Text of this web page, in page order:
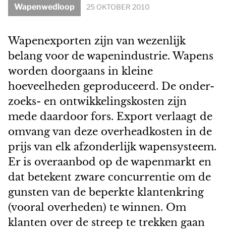
Wapenwedloop 25 OKTOBER 2010
Wapenexporten zijn van wezenlijk
belang voor de wapenindustrie. Wapens
worden doorgaans in kleine
hoeveelheden geproduceerd. De onder-
zoeks- en ontwikkelingskosten zijn
mede daardoor fors. Export verlaagt de
omvang van deze overheadkosten in de
prijs van elk afzonderlijk wapensysteem.
Er is overaanbod op de wapenmarkt en
dat betekent zware concurrentie om de
gunsten van de beperkte klantenkring
(vooral overheden) te winnen. Om
klanten over de streep te trekken gaan